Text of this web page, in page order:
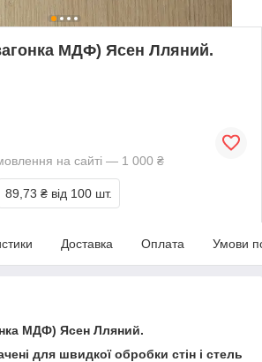
МДФ) Ясен Лляний.
на сайті — 1 000 ₴
89,73 ₴ від 100 шт.
Доставка Оплата Умови
МДФ) Ясен Лляний.
для швидкої обробки стін і стель